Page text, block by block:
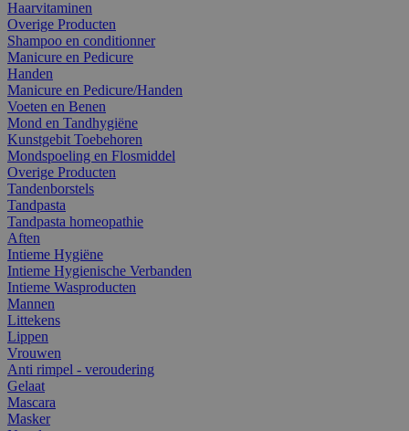
Haarvitaminen
Overige Producten
Shampoo en conditionner
Manicure en Pedicure
Handen
Manicure en Pedicure/Handen
Voeten en Benen
Mond en Tandhygiëne
Kunstgebit Toebehoren
Mondspoeling en Flosmiddel
Overige Producten
Tandenborstels
Tandpasta
Tandpasta homeopathie
Aften
Intieme Hygiëne
Intieme Hygienische Verbanden
Intieme Wasproducten
Mannen
Littekens
Lippen
Vrouwen
Anti rimpel - veroudering
Gelaat
Mascara
Masker